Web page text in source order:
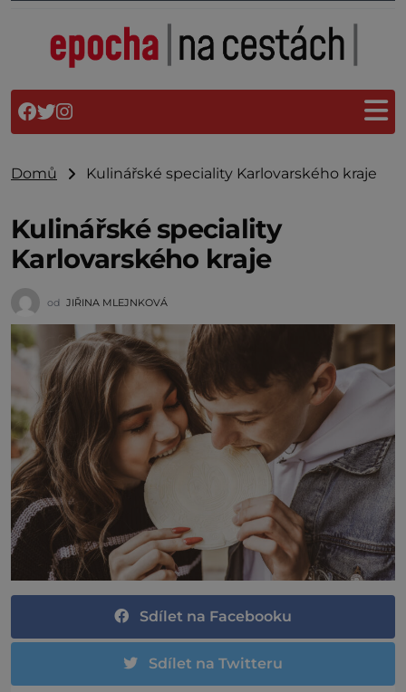
Domů Kulinářské speciality Karlovarského kraje
Kulinářské speciality
Karlovarského kraje
od JIŘINA MLEJNKOVÁ
Sdílet na Facebooku
Sdílet na Twitteru